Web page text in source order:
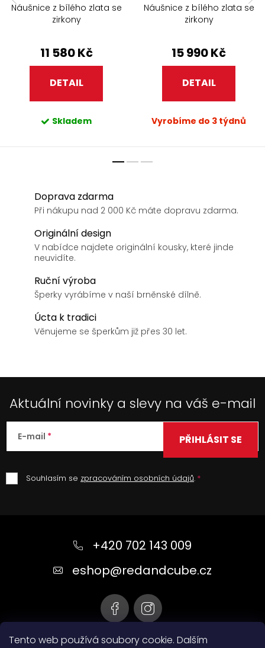
Tento web používá soubory cookie. Dalším
Náušnice z bílého zlata se
zirkony
11 580 Kč
DETAIL
Skladem
Náušnice z bílého zlata se
zirkony
15 990 Kč
DETAIL
Vyrobíme do 3 týdnů
Doprava zdarma
Při nákupu nad 2 000 Kč máte dopravu zdarma.
Originální design
V nabídce najdete originální kousky, které jinde
neuvidíte.
Ruční výroba
Šperky vyrábíme v naší brněnské dílně.
Úcta k tradici
Věnujeme se šperkům již přes 30 let.
Aktuální novinky a slevy na váš e-mail
E-mail
Souhlasím se zpracováním osobních údajů.
PŘIHLÁSIT SE
+420 702 143 009
eshop@redandcube.cz